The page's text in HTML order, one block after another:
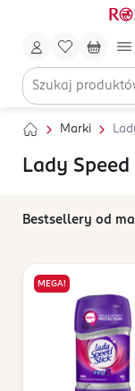
Marki
Lady
Bestsellery od
MEGA!